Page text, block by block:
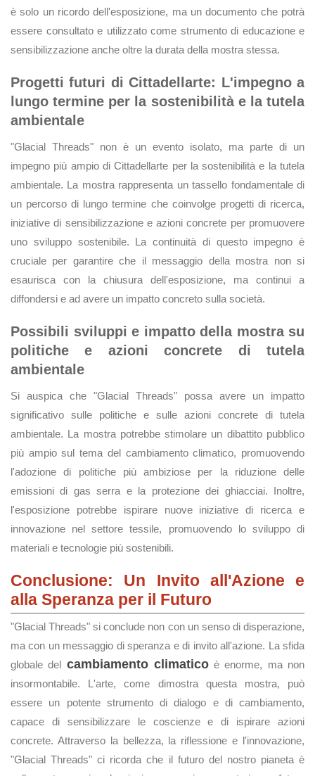
è solo un ricordo dell'esposizione, ma un documento che potrà
essere consultato e utilizzato come strumento di educazione e
sensibilizzazione anche oltre la durata della mostra stessa.
Progetti futuri di Cittadellarte: L'impegno a
lungo termine per la sostenibilità e la tutela
ambientale
"Glacial Threads" non è un evento isolato, ma parte di un
impegno più ampio di Cittadellarte per la sostenibilità e la tutela
ambientale. La mostra rappresenta un tassello fondamentale di
un percorso di lungo termine che coinvolge progetti di ricerca,
iniziative di sensibilizzazione e azioni concrete per promuovere
uno sviluppo sostenibile. La continuità di questo impegno è
cruciale per garantire che il messaggio della mostra non si
esaurisca con la chiusura dell'esposizione, ma continui a
diffondersi e ad avere un impatto concreto sulla società.
Possibili sviluppi e impatto della mostra su
politiche e azioni concrete di tutela
ambientale
Si auspica che "Glacial Threads" possa avere un impatto
significativo sulle politiche e sulle azioni concrete di tutela
ambientale. La mostra potrebbe stimolare un dibattito pubblico
più ampio sul tema del cambiamento climatico, promuovendo
l'adozione di politiche più ambiziose per la riduzione delle
emissioni di gas serra e la protezione dei ghiacciai. Inoltre,
l'esposizione potrebbe ispirare nuove iniziative di ricerca e
innovazione nel settore tessile, promuovendo lo sviluppo di
materiali e tecnologie più sostenibili.
Conclusione: Un Invito all'Azione e
alla Speranza per il Futuro
"Glacial Threads" si conclude non con un senso di disperazione,
ma con un messaggio di speranza e di invito all'azione. La sfida
globale del cambiamento climaticoè enorme, ma non
insormontabile. L'arte, come dimostra questa mostra, può
essere un potente strumento di dialogo e di cambiamento,
capace di sensibilizzare le coscienze e di ispirare azioni
concrete. Attraverso la bellezza, la riflessione e l'innovazione,
"Glacial Threads" ci ricorda che il futuro del nostro pianeta è